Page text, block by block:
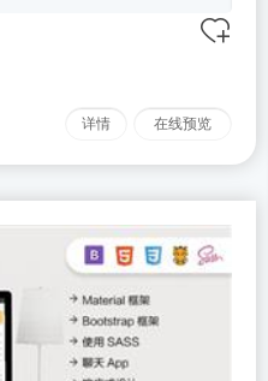
详情 在线预览